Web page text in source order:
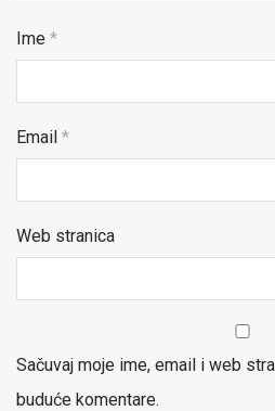
Ime *
Email *
Web stranica
Sačuvaj moje ime, email i web
buduće komentare.